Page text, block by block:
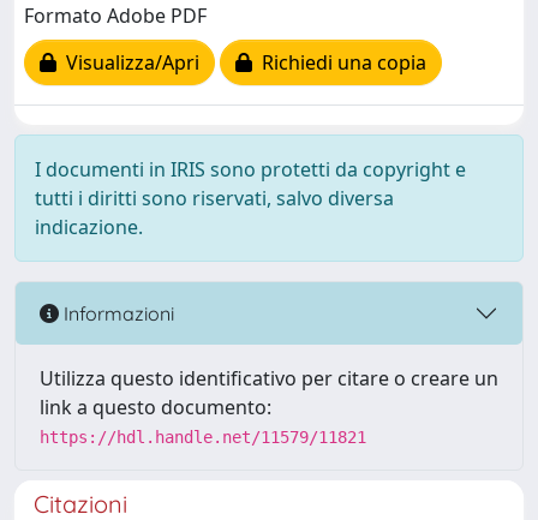
Formato Adobe PDF
Visualizza/Apri
Richiedi una copia
I documenti in IRIS sono protetti da copyright e
tutti i diritti sono riservati, salvo diversa
indicazione.
Informazioni
Utilizza questo identificativo per citare o creare un
link a questo documento:
https://hdl.handle.net/11579/11821
Citazioni